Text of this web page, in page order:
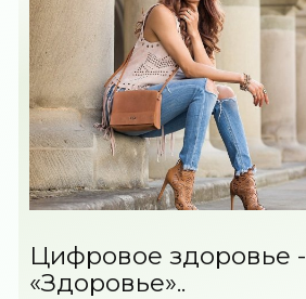
Цифровое здоровье -
«Здоровье»..